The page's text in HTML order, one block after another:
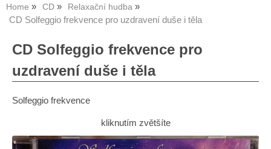
Home CD Relaxační hudba
CD Solfeggio frekvence pro uzdravení duše i těla
CD Solfeggio frekvence pro
uzdravení duše i těla
Solfeggio frekvence
kliknutím zvětšíte